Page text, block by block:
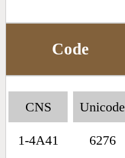
Code
CNS
1-4A41
Unicode
6276